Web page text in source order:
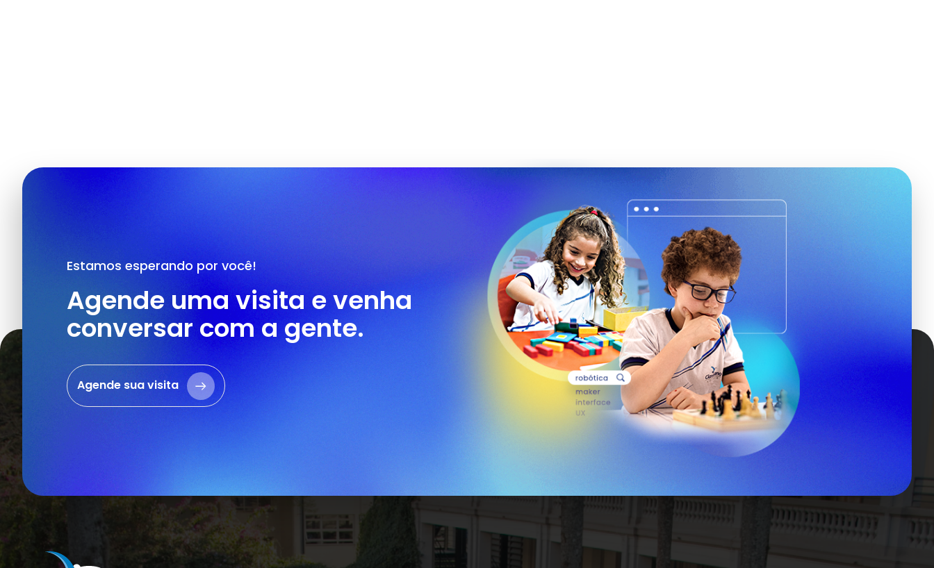
Estamos esperando por você!
Agende uma visita e venha
conversar com a gente.
Agende sua visita